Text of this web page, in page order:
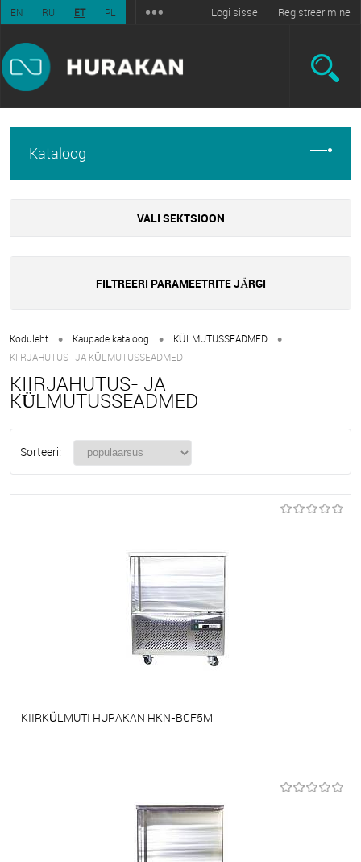
EN RU ET PL Logi sisse Registreerimine
Kataloog
VALI SEKTSIOON
FILTREERI PARAMEETRITE JÄRGI
Koduleht • Kaupade kataloog • KÜLMUTUSSEADMED •
KIIRJAHUTUS- JA KÜLMUTUSSEADMED
KIIRJAHUTUS- JA
KÜLMUTUSSEADMED
Sorteeri:
KIIRKÜLMUTI HURAKAN HKN-BCF5M